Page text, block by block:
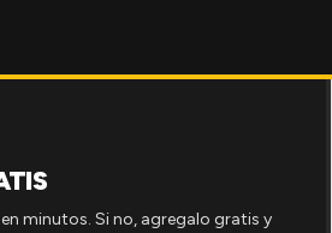
minutos. Si no, agregalo gratis y